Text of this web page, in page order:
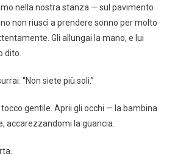
nella nostra stanza — sul pavimento
non riuscì a prendere sonno per molto
Gli allungai la mano, e lui
dito.
“Non siete più soli.”
gentile. Aprii gli occhi — la bambina
accarezzandomi la guancia.